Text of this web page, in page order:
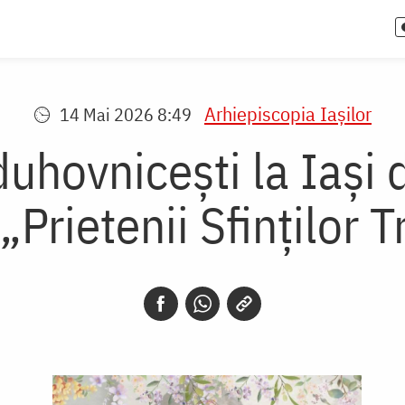
14 Mai 2026 8:49 Arhiepiscopia Iaşilor
la Iași
Sfinților